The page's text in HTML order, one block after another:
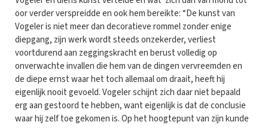
oor verder verspreidde en ook hem bereikte: “De kunst van
Vogeler is niet meer dan decoratieve rommel zonder enige
diepgang, zijn werk wordt steeds onzekerder, verliest
voortdurend aan zeggingskracht en berust volledig op
onverwachte invallen die hem van de dingen vervreemden en
de diepe ernst waar het toch allemaal om draait, heeft hij
eigenlijk nooit gevoeld. Vogeler schijnt zich daar niet bepaald
erg aan gestoord te hebben, want eigenlijk is dat de conclusie
waar hij zelf toe gekomen is. Op het hoogtepunt van zijn kunde